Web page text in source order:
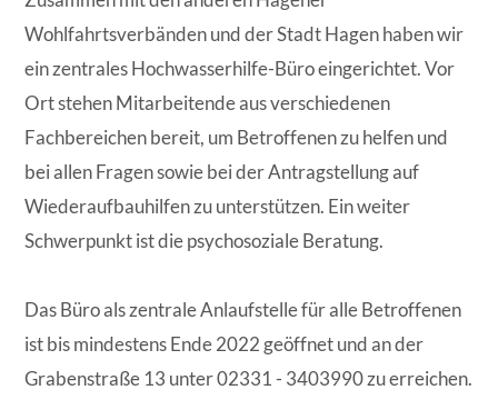
Wohlfahrtsverbänden und der Stadt Hagen haben wir
ein zentrales Hochwasserhilfe-Büro eingerichtet. Vor
Ort stehen Mitarbeitende aus verschiedenen
Fachbereichen bereit, um Betroffenen zu helfen und
bei allen Fragen sowie bei der Antragstellung auf
Wiederaufbauhilfen zu unterstützen. Ein weiter
Schwerpunkt ist die psychosoziale Beratung.
Das Büro als zentrale Anlaufstelle für alle Betroffenen
ist bis mindestens Ende 2022 geöffnet und an der
Grabenstraße 13 unter 02331 - 3403990 zu erreichen.